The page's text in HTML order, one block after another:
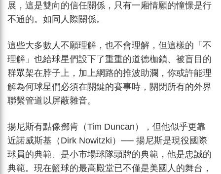
展，這是雙向的信任關係，只有一廂情願的憧憬是行
不通的。如同人際關係。
這些大多數人不願理解，也不會理解，但這樣的「不
理解」也給球星們設下了重重的道德枷鎖、被盲目的
群眾架在脖子上，加上網路的推波助瀾，你或許能理
解為何球星們必須在關鍵的賽事時，關閉所有的外界
聯繫管道以屏蔽雜音。
揚尼斯有點像鄧肯（Tim Duncan），但他似乎更靠
近諾威斯基（Dirk Nowitzki）── 揚尼斯是現役國際
球員的典範、是小市場球隊頭牌的典範，他是忠誠的
典範。現在籃球的最高殿堂已不僅是美國人的舞台，